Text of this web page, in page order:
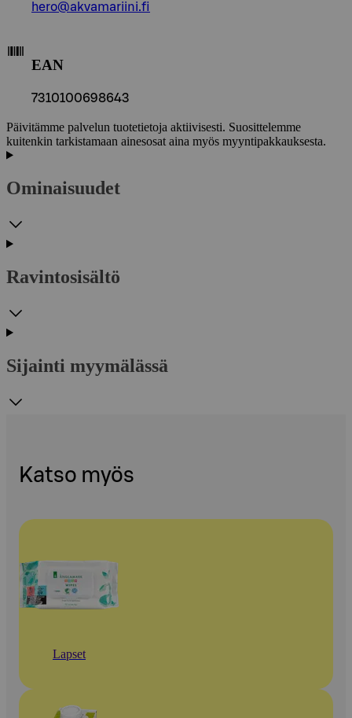
hero@akvamariini.fi
EAN
7310100698643
Päivitämme palvelun tuotetietoja aktiivisesti. Suosittelemme
kuitenkin tarkistamaan ainesosat aina myös myyntipakkauksesta.
Ominaisuudet
Ravintosisältö
Sijainti myymälässä
Katso myös
Lapset